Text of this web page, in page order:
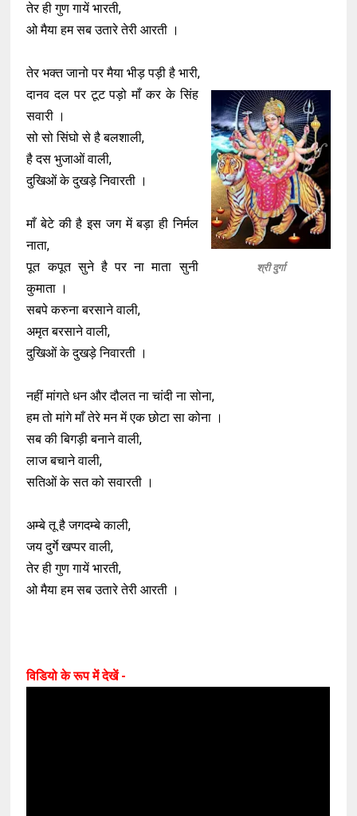
तेर ही गुण गायें भारती,
ओ मैया हम सब उतारे तेरी आरती ।
तेर भक्त जानो पर मैया भीड़ पड़ी है भारी,
श्री दुर्गा
दानव दल पर टूट पड़ो माँ कर के सिंह
सवारी ।
सो सो सिंघो से है बलशाली,
है दस भुजाओं वाली,
दुखिओं के दुखड़े निवारती ।
माँ बेटे की है इस जग में बड़ा ही निर्मल
नाता,
पूत कपूत सुने है पर ना माता सुनी
कुमाता ।
सबपे करुना बरसाने वाली,
अमृत बरसाने वाली,
दुखिओं के दुखड़े निवारती ।
नहीं मांगते धन और दौलत ना चांदी ना सोना,
हम तो मांगे माँ तेरे मन में एक छोटा सा कोना ।
सब की बिगड़ी बनाने वाली,
लाज बचाने वाली,
सतिओं के सत को सवारती ।
अम्बे तू है जगदम्बे काली,
जय दुर्गे खप्पर वाली,
तेर ही गुण गायें भारती,
ओ मैया हम सब उतारे तेरी आरती ।
विडियो के रूप में देखें -